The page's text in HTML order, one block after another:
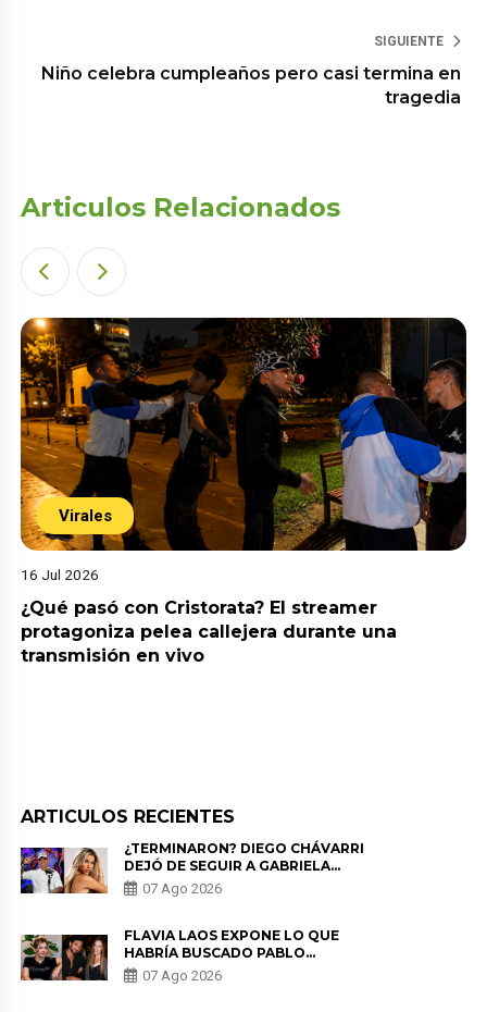
SIGUIENTE
Niño celebra cumpleaños pero casi termina en
tragedia
Articulos Relacionados
Virales
16 Jul 2026
¿Qué pasó con Cristorata? El streamer
protagoniza pelea callejera durante una
transmisión en vivo
ARTICULOS RECIENTES
¿TERMINARON? DIEGO CHÁVARRI
DEJÓ DE SEGUIR A GABRIELA
HERRERA Y ANUNCIA SU SALIDA
DE PÓDCAST
07 Ago 2026
FLAVIA LAOS EXPONE LO QUE
HABRÍA BUSCADO PABLO
HEREDIA CON ALE FULLER: “UNA
DE LAS PARTES QUERÍA EL
07 Ago 2026